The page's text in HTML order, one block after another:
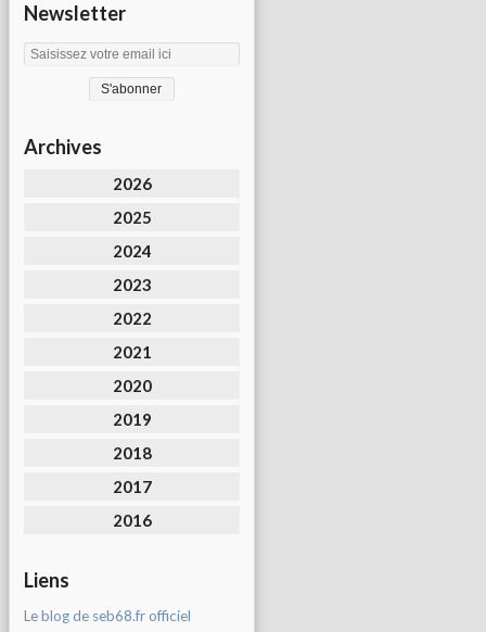
Newsletter
Archives
2026
2025
2024
2023
2022
2021
2020
2019
2018
2017
2016
Liens
Le blog de seb68.fr officiel